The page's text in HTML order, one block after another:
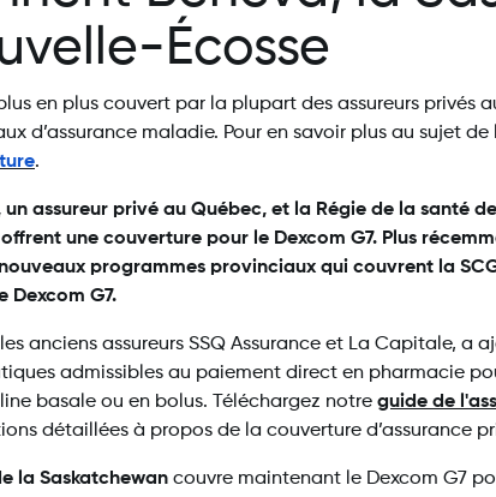
Écosse
en plus couvert par la plupart des assureurs privés
d’assurance maladie. Pour en savoir plus au sujet de
.
un assureur privé au Québec, et la Régie de la santé
une couverture pour le Dexcom G7. Plus
programmes provinciaux qui couvrent la
Dexcom G7.
anciens assureurs SSQ Assurance et La Capitale, a
admissibles au paiement direct en pharmacie
basale ou en bolus. Téléchargez notre guide de
détaillées à propos de la couverture d’assurance
la Saskatchewan couvre maintenant le Dexcom G7